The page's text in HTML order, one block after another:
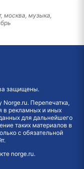
москва, музыка,
защищены.
Перепечатка,
в рекламных и иных
для дальнейшего
таких материалов в
с обязательной
norge.ru.